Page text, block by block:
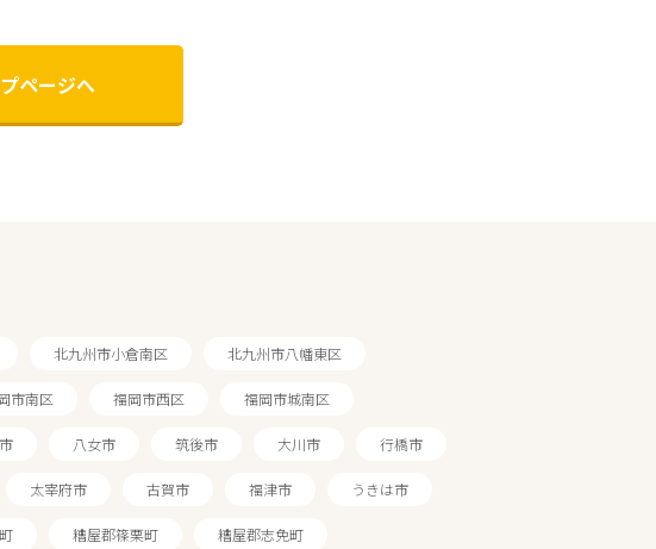
ページへ
北九州市小倉南区 北九州市八幡東区
市南区 福岡市西区 福岡市城南区
八女市 筑後市 大川市 行橋市
太宰府市 古賀市 福津市 うきは市
糟屋郡篠栗町 糟屋郡志免町